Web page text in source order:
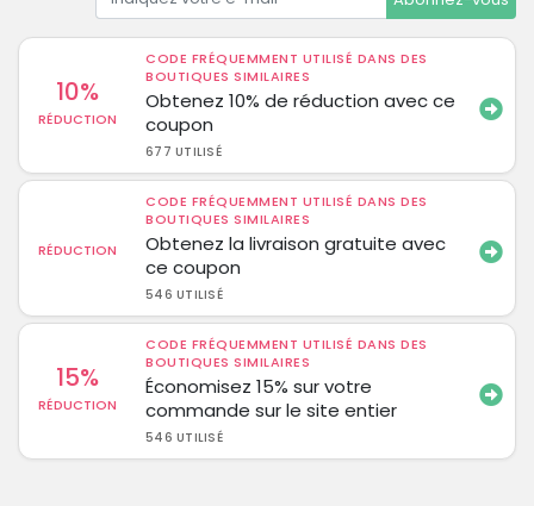
10%
RÉDUCTION
CODE FRÉQUEMMENT UTILISÉ DANS DES
BOUTIQUES SIMILAIRES
Obtenez 10% de réduction avec ce
coupon
677 UTILISÉ
RÉDUCTION
CODE FRÉQUEMMENT UTILISÉ DANS DES
BOUTIQUES SIMILAIRES
Obtenez la livraison gratuite avec
ce coupon
546 UTILISÉ
15%
RÉDUCTION
CODE FRÉQUEMMENT UTILISÉ DANS DES
BOUTIQUES SIMILAIRES
Économisez 15% sur votre
commande sur le site entier
546 UTILISÉ